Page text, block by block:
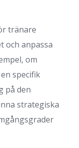
tränare
och anpassa
om
specifik
på den
strategiska